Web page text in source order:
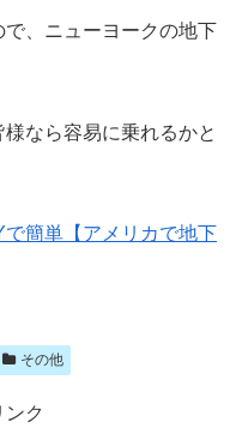
、ニューヨークの地下
なら容易に乗れるかと
で簡単【アメリカで地下
その他
ク